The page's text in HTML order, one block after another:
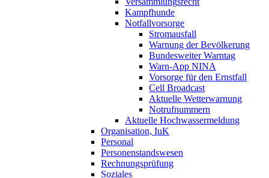
Kampfhunde
Notfallvorsorge
Stromausfall
Warnung der Bevölkerung
Bundesweiter Warntag
Warn-App NINA
Vorsorge für den Ernstfall
Cell Broadcast
Aktuelle Wetterwarnung
Notrufnummern
Aktuelle Hochwassermeldung
Organisation, IuK
Personal
Personenstandswesen
Rechnungsprüfung
Soziales